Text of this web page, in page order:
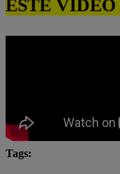
ESTE
Tags: